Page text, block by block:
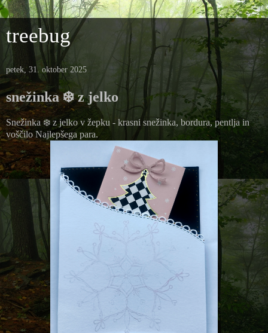
treebug
petek, 31. oktober 2025
snežinka ❄️ z jelko
Snežinka ❄️ z jelko v žepku - krasni snežinka, bordura, pentlja in
voščilo Najlepšega para.